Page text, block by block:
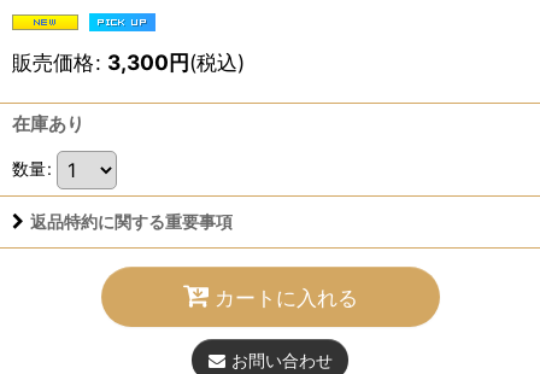
販売価格: 3,300円(税込)
在庫あり
数量:
返品特約に関する重要事項
カートに入れる
お問い合わせ